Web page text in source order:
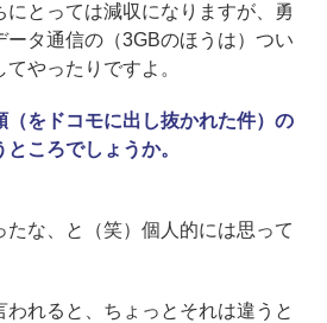
にとっては減収になりますが、勇
ータ通信の（3GBのほうは）つい
やったりですよ。
（をドコモに出し抜かれた件）の
ころでしょうか。
、と（笑）個人的には思って
れると、ちょっとそれは違うと